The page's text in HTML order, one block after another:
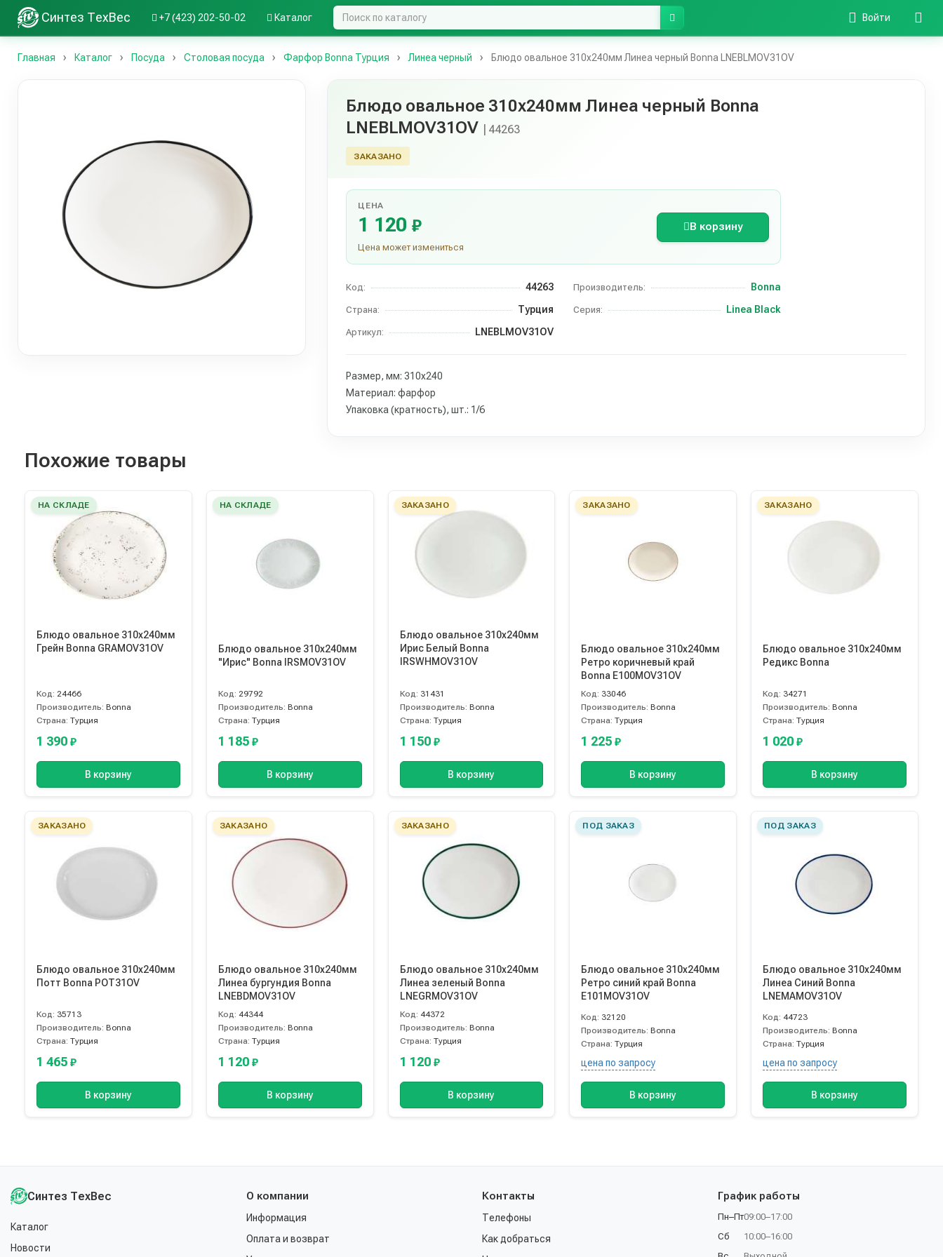
Синтез ТехВес +7 (423) 202-50-02 Каталог Войти
Главная Каталог Посуда Столовая посуда Фарфор Bonna Турция Линеа черный Блюдо овальное 310х240мм Линеа черный Bonna LNEBLMOV31OV
Блюдо овальное 310х240мм Линеа черный Bonna
LNEBLMOV31OV
| 44263
ЗАКАЗАНО
ЦЕНА
1 120 ₽
Цена может измениться
В корзину
Код: 44263 Производитель: Bonna
Страна: Турция Серия: Linea Black
Артикул: LNEBLMOV31OV
Размер, мм: 310х240
Материал: фарфор
Упаковка (кратность), шт.: 1/6
Похожие товары
НА СКЛАДЕ
Блюдо овальное 310х240мм
Грейн Bonna GRAMOV31OV
Код: 24466
Производитель: Bonna
Страна: Турция
1 390 ₽
В корзину
НА СКЛАДЕ
Блюдо овальное 310х240мм
"Ирис" Bonna IRSMOV31OV
Код: 29792
Производитель: Bonna
Страна: Турция
1 185 ₽
В корзину
ЗАКАЗАНО
Блюдо овальное 310х240мм
Ирис Белый Bonna
IRSWHMOV31OV
Код: 31431
Производитель: Bonna
Страна: Турция
1 150 ₽
В корзину
ЗАКАЗАНО
Блюдо овальное 310х240мм
Ретро коричневый край
Bonna E100MOV31OV
Код: 33046
Производитель:Bonna
Страна:Турция
1 225₽
В корзину
ЗАКАЗАНО
Блюдо овальное 310х240мм
Редикс Bonna
Код: 34271
Производитель:Bonna
Страна:Турция
1 020₽
В корзину
ЗАКАЗАНО
Блюдо овальное 310х240мм
Потт Bonna POT31OV
Код: 35713
Производитель: Bonna
Страна: Турция
1 465 ₽
В корзину
ЗАКАЗАНО
Блюдо овальное 310х240мм
Линеа бургундия Bonna
LNEBDMOV31OV
Код: 44344
Производитель: Bonna
Страна: Турция
1 120 ₽
В корзину
ЗАКАЗАНО
Блюдо овальное 310х240мм
Линеа зеленый Bonna
LNEGRMOV31OV
Код: 44372
Производитель: Bonna
Страна: Турция
1 120 ₽
В корзину
ПОД ЗАКАЗ
Блюдо овальное 310х240мм
Ретро синий край Bonna
E101MOV31OV
Код: 32120
Производитель:Bonna
Страна:Турция
цена по запросу
В корзину
ПОД ЗАКАЗ
Блюдо овальное 310х240мм
Линеа Синий Bonna
LNEMAMOV31OV
Код: 44723
Производитель:Bonna
Страна:Турция
цена по запросу
В корзину
Синтез ТехВес
Каталог
Новости
О компании
Информация
Оплата и возврат
Контакты
Телефоны
Как добраться
График работы
Пн–Пт
Сб
09:00–17:00
10:00–16:00